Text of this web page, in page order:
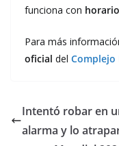
funciona con
Para más
oficial del Complejo
Intentó robar en
alarma y lo